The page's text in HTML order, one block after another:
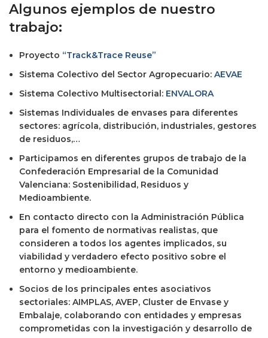
Algunos ejemplos de nuestro
trabajo:
Proyecto “Track&Trace Reuse”
Sistema Colectivo del Sector Agropecuario: AEVAE
Sistema Colectivo Multisectorial: ENVALORA
Sistemas Individuales de envases para diferentes
sectores: agrícola, distribución, industriales, gestores
de residuos,…
Participamos en diferentes grupos de trabajo de la
Confederación Empresarial de la Comunidad
Valenciana: Sostenibilidad, Residuos y
Medioambiente.
En contacto directo con la Administración Pública
para el fomento de normativas realistas, que
consideren a todos los agentes implicados, su
viabilidad y verdadero efecto positivo sobre el
entorno y medioambiente.
Socios de los principales entes asociativos
sectoriales: AIMPLAS, AVEP, Cluster de Envase y
Embalaje, colaborando con entidades y empresas
comprometidas con la investigación y desarrollo de